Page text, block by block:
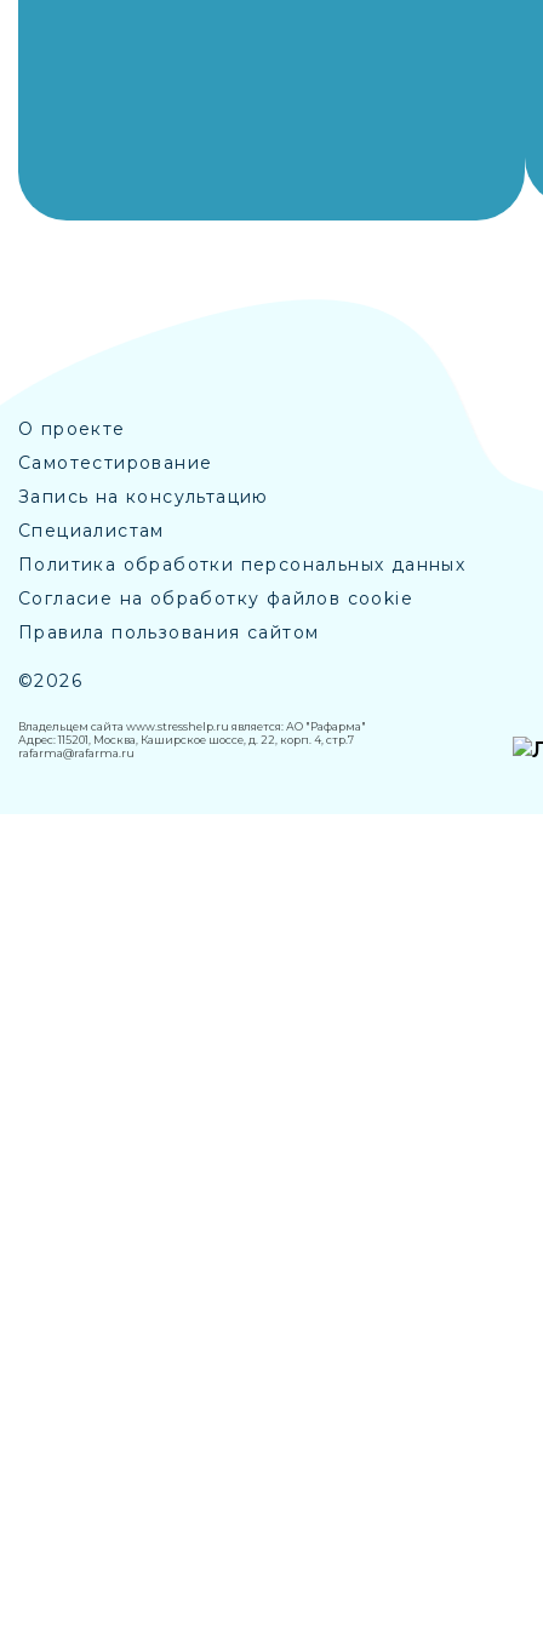
О проекте
Самотестирование
Запись на консультацию
Специалистам
Политика обработки персональных данных
Согласие на обработку файлов cookie
Правила пользования сайтом
©2026
Владельцем сайта www.stresshelp.ru является: АО "Рафарма"
Адрес: 115201, Москва, Каширское шоссе, д. 22, корп. 4, стр.7
rafarma@rafarma.ru